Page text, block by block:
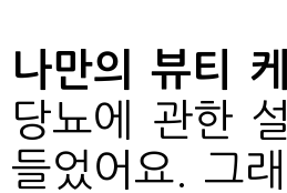
나만의 뷰티
당뇨에 관한
들었어요. 그